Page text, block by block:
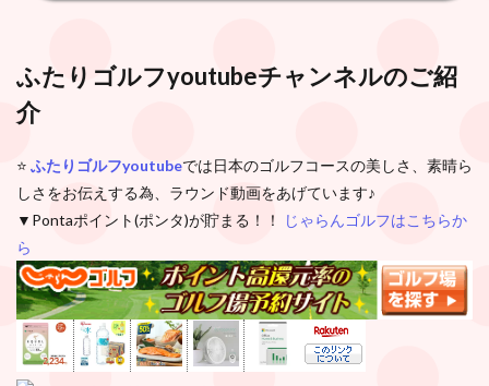
ふたりゴルフyoutubeチャンネルのご紹
介
⭐️ ふたりゴルフyoutubeでは日本のゴルフコースの美しさ、素晴ら
しさをお伝えする為、ラウンド動画をあげています♪
▼Pontaポイント(ポンタ)が貯まる！！
じゃらんゴルフはこちらか
ら